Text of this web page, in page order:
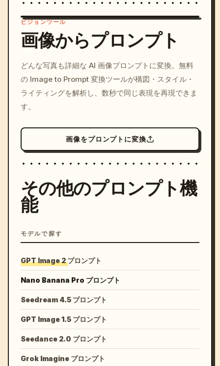
視聴者は学友の配信に反応している。
参照画像キャラクターを芸能人扱いしない。
有名人扱いしない。
スマートフォン配信らしい画質。
微細なセンサーノイズ。
軽微なJPEG圧縮感。
オート露出。
高ISOノイズ。
わずかな色収差。
スマホ動画らしい質感。
シネマティック演出禁止。
ドラマチックなライティング禁止。
AI特有の glossy rendering を避ける。
c, cyberpunk sunset, neon
colors, 8k --v 6.0
ビジョンツール
画像からプロンプト
どんな写真も詳細な AI 画像プロンプトに変換。無料
の Image to Prompt 変換ツールが構図・スタイル・
ライティングを解析し、数秒で同じ表現を再現できま
す。
画像をプロンプトに変換
その他のプロンプト機
能
モデルで探す
GPT Image 2 プロンプト
Nano Banana Pro プロンプト
Seedream 4.5 プロンプト
GPT Image 1.5 プロンプト
Seedance 2.0 プロンプト
Grok Imagine プロンプト